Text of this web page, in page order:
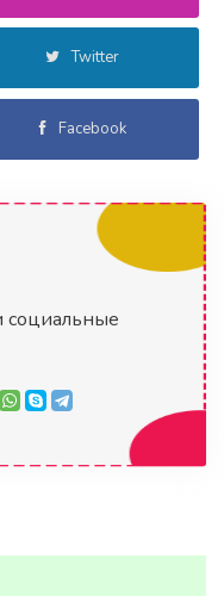
Twitter
Facebook
социальные